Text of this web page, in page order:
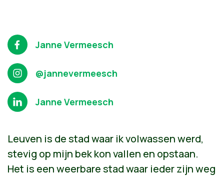
Janne Vermeesch
@jannevermeesch
Janne Vermeesch
Leuven is de stad waar ik volwassen werd,
stevig op mijn bek kon vallen en opstaan.
Het is een weerbare stad waar ieder zijn weg